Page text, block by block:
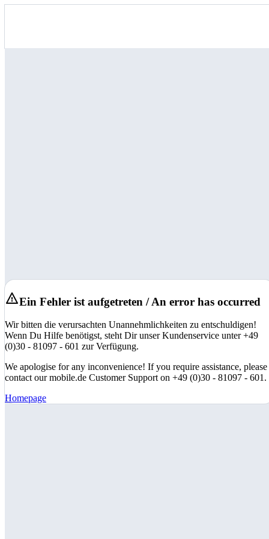
Ein Fehler ist aufgetreten / An error has occurred
Wir bitten die verursachten Unannehmlichkeiten zu entschuldigen!
Wenn Du Hilfe benötigst, steht Dir unser Kundenservice unter +49
(0)30 - 81097 - 601 zur Verfügung.
We apologise for any inconvenience! If you require assistance, please
contact our mobile.de Customer Support on +49 (0)30 - 81097 - 601.
Homepage